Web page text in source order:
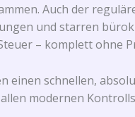
Auch der
und starren
– komplett ohne
einen schnellen,
modernen